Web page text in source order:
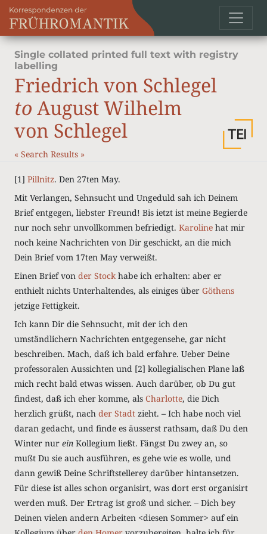
Single collated printed full text with registry
labelling
Friedrich von Schlegel
to August Wilhelm
von Schlegel
« Search Results »
[1] Pillnitz. Den 27ten May.
Mit Verlangen, Sehnsucht und Ungeduld sah ich Deinem
Brief entgegen, liebster Freund! Bis ietzt ist meine Begierde
nur noch sehr unvollkommen befriedigt. Karoline hat mir
noch keine Nachrichten von Dir geschickt, an die mich
Dein Brief vom 17ten May verweißt.
Einen Brief von der Stock habe ich erhalten: aber er
enthielt nichts Unterhaltendes, als einiges über Göthens
jetzige Fettigkeit.
Ich kann Dir die Sehnsucht, mit der ich den
umständlichern Nachrichten entgegensehe, gar nicht
beschreiben. Mach, daß ich bald erfahre. Ueber Deine
professoralen Aussichten und [2] kollegialischen Plane laß
mich recht bald etwas wissen. Auch darüber, ob Du gut
findest, daß ich eher komme, als Charlotte, die Dich
herzlich grüßt, nach der Stadt zieht. – Ich habe noch viel
daran gedacht, und finde es äusserst rathsam, daß Du den
Winter nur ein Kollegium ließt. Fängst Du zwey an, so
mußt Du sie auch ausführen, es gehe wie es wolle, und
dann gewiß Deine Schriftstellerey darüber hintansetzen.
Für diese ist alles schon organisirt, was dort erst organisirt
werden muß. Der Ertrag ist groß und sicher. – Dich bey
Deinen vielen andern Arbeiten <diesen Sommer> auf ein